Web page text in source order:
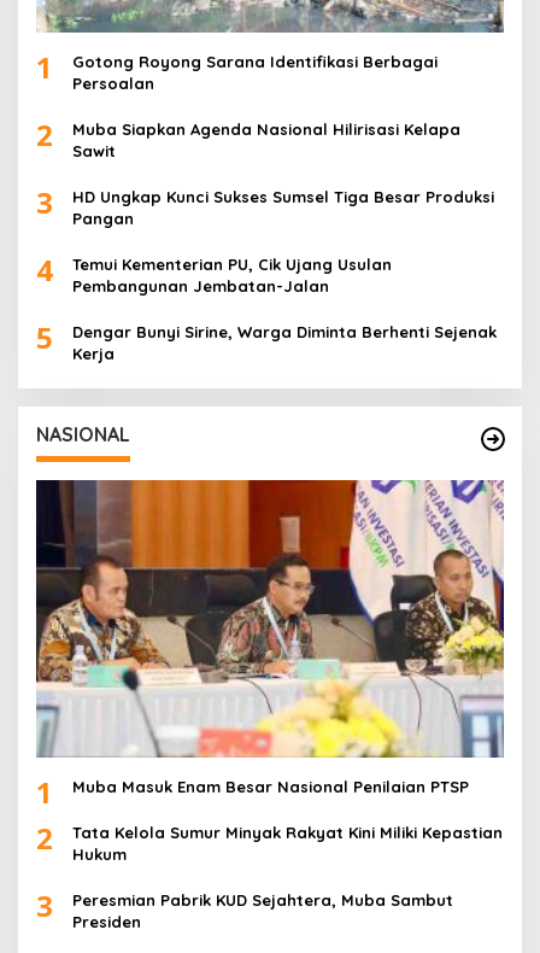
1
Gotong Royong Sarana Identifikasi Berbagai
Persoalan
2
Muba Siapkan Agenda Nasional Hilirisasi Kelapa
Sawit
3
HD Ungkap Kunci Sukses Sumsel Tiga Besar Produksi
Pangan
4
Temui Kementerian PU, Cik Ujang Usulan
Pembangunan Jembatan-Jalan
5
Dengar Bunyi Sirine, Warga Diminta Berhenti Sejenak
Kerja
NASIONAL
1 Muba Masuk Enam Besar Nasional Penilaian PTSP
2
Tata Kelola Sumur Minyak Rakyat Kini Miliki Kepastian
Hukum
3
Peresmian Pabrik KUD Sejahtera, Muba Sambut
Presiden